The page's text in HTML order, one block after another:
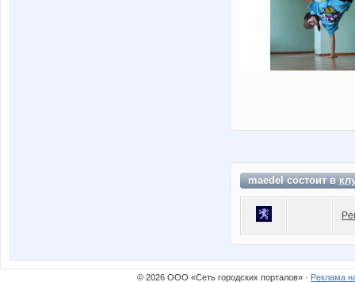
maedel состоит в
© 2026 ООО «Сеть городских порталов» · Реклама